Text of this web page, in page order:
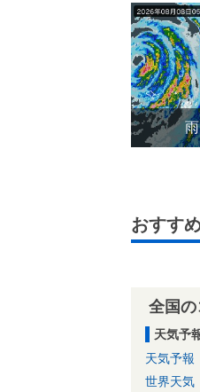
おすす
全国の
天気予
天気予報
世界天気